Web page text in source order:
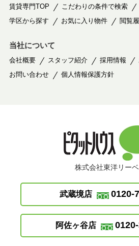
賃貸専門TOP こだわりの条件で検索
学区から探す
お気に入り物件 閲覧
当社について
会社概要 スタッフ紹介 採用情報
お問い合わせ
個人情報保護方針
株式会社東洋リー
武蔵境店 0120-
阿佐ヶ谷店